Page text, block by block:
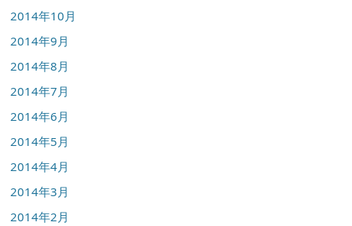
2014年10月
2014年9月
2014年8月
2014年7月
2014年6月
2014年5月
2014年4月
2014年3月
2014年2月